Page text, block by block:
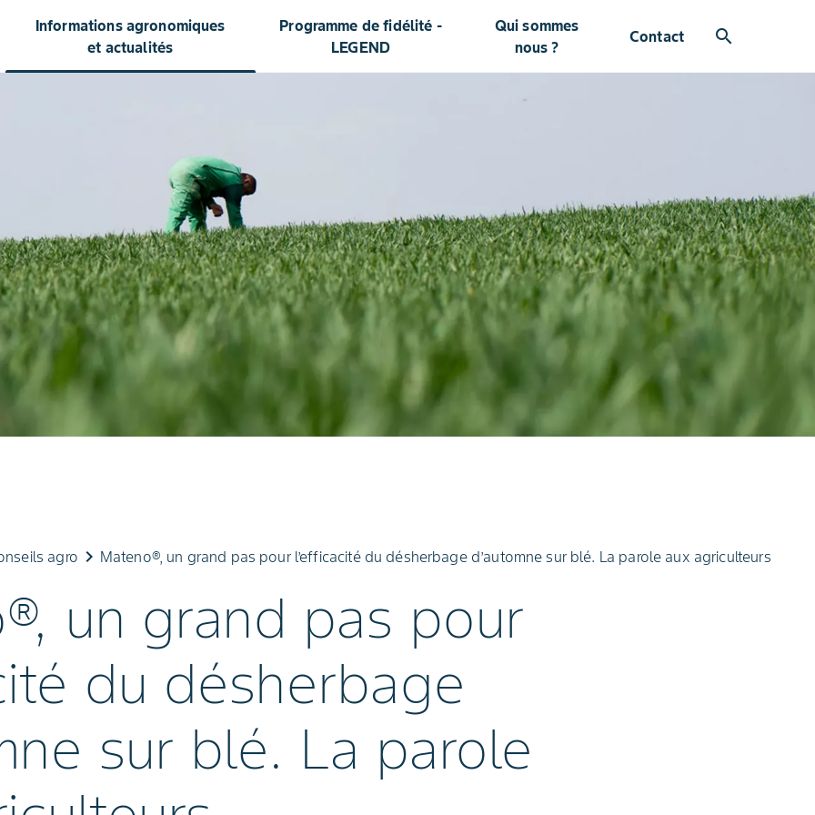
Informations agronomiques
et actualités
Programme de fidélité -
LEGEND
Qui sommes
nous ?
Contact search
agro keyboard_arrow_right Mateno®, un grand pas pour l’efficacité du désherbage d’automne sur blé. La parole aux agriculteurs
un grand pas pour
du désherbage
sur blé. La parole